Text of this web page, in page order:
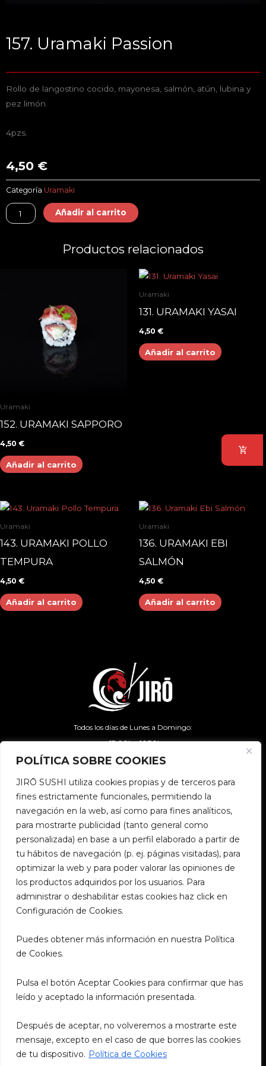
POLÍTICA SOBRE COOKIES
JIRŌ SUSHI utiliza cookies propias y de terceros para
fines estrictamente funcionales, permitiendo la
navegación en la web, así como para fines analíticos,
para mostrarte publicidad (tanto general como
personalizada) en base a un perfil elaborado a partir de
tu hábitos de navegación (p. ej. páginas visitadas), para
optimizar la web y para poder valorar las opiniones de
los productos adquiridos por los usuarios. Para
administrar o deshabilitar estas cookies haz click en
Configuración de Cookies.
Puedes obtener más información en nuestra Política
de Cookies.
Pulsa el botón Aceptar Cookies para confirmar que has
leído y aceptado la información presentada.
Después de aceptar, no volveremos a mostrarte este
mensaje, excepto en el caso de que borres las cookies
de tu dispositivo. Política de Cookies
157. Uramaki Passion
Rollo de langostino cocido, mayonesa, salmón, atún, lubina y
pez limón.
4pzs.
4,50 €
Categoría Uramaki
157.
Uramaki
Añadir al carrito
Productos relacionados
Uramaki
152. URAMAKI SAPPORO
4,50 €
Añadir al carrito
Uramaki
131. URAMAKI YASAI
4,50 €
Añadir al carrito
Uramaki
143. URAMAKI POLLO
TEMPURA
4,50 €
Añadir al carrito
Uramaki
136. URAMAKI EBI
SALMÓN
4,50 €
Añadir al carrito
Todos los días de Lunes a Domingo:
- 13:00h - 16:30h
- 20:00h – 00:00h
Santander
633 648 266
jirosushisantander@outlook.es
Plaza de la Esperanza, 6, 39002
Granollers
932 319 077
Plaça de la Corona, 2, 08402
Políticas Legales